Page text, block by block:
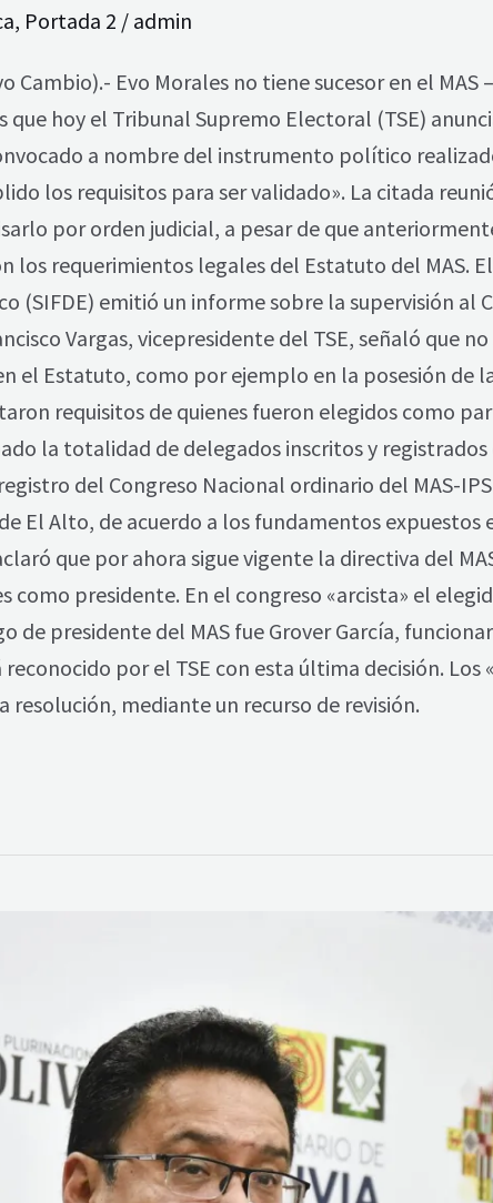
, Portada 2 / admin
Cambio).- Evo Morales no tiene sucesor en el MAS
hoy el Tribunal Supremo Electoral (TSE)
a nombre del instrumento político
los requisitos para ser validado». La citada
por orden judicial, a pesar de que
los requerimientos legales del Estatuto del MAS.
(SIFDE) emitió un informe sobre la supervisión al
Vargas, vicepresidente del TSE, señaló que
el Estatuto, como por ejemplo en la posesión de
requisitos de quienes fueron elegidos como
la totalidad de delegados inscritos y
del Congreso Nacional ordinario del MAS-
El Alto, de acuerdo a los fundamentos expuestos
que por ahora sigue vigente la directiva del
como presidente. En el congreso «arcista» el
de presidente del MAS fue Grover García,
por el TSE con esta última decisión. Los
resolución, mediante un recurso de revisión.